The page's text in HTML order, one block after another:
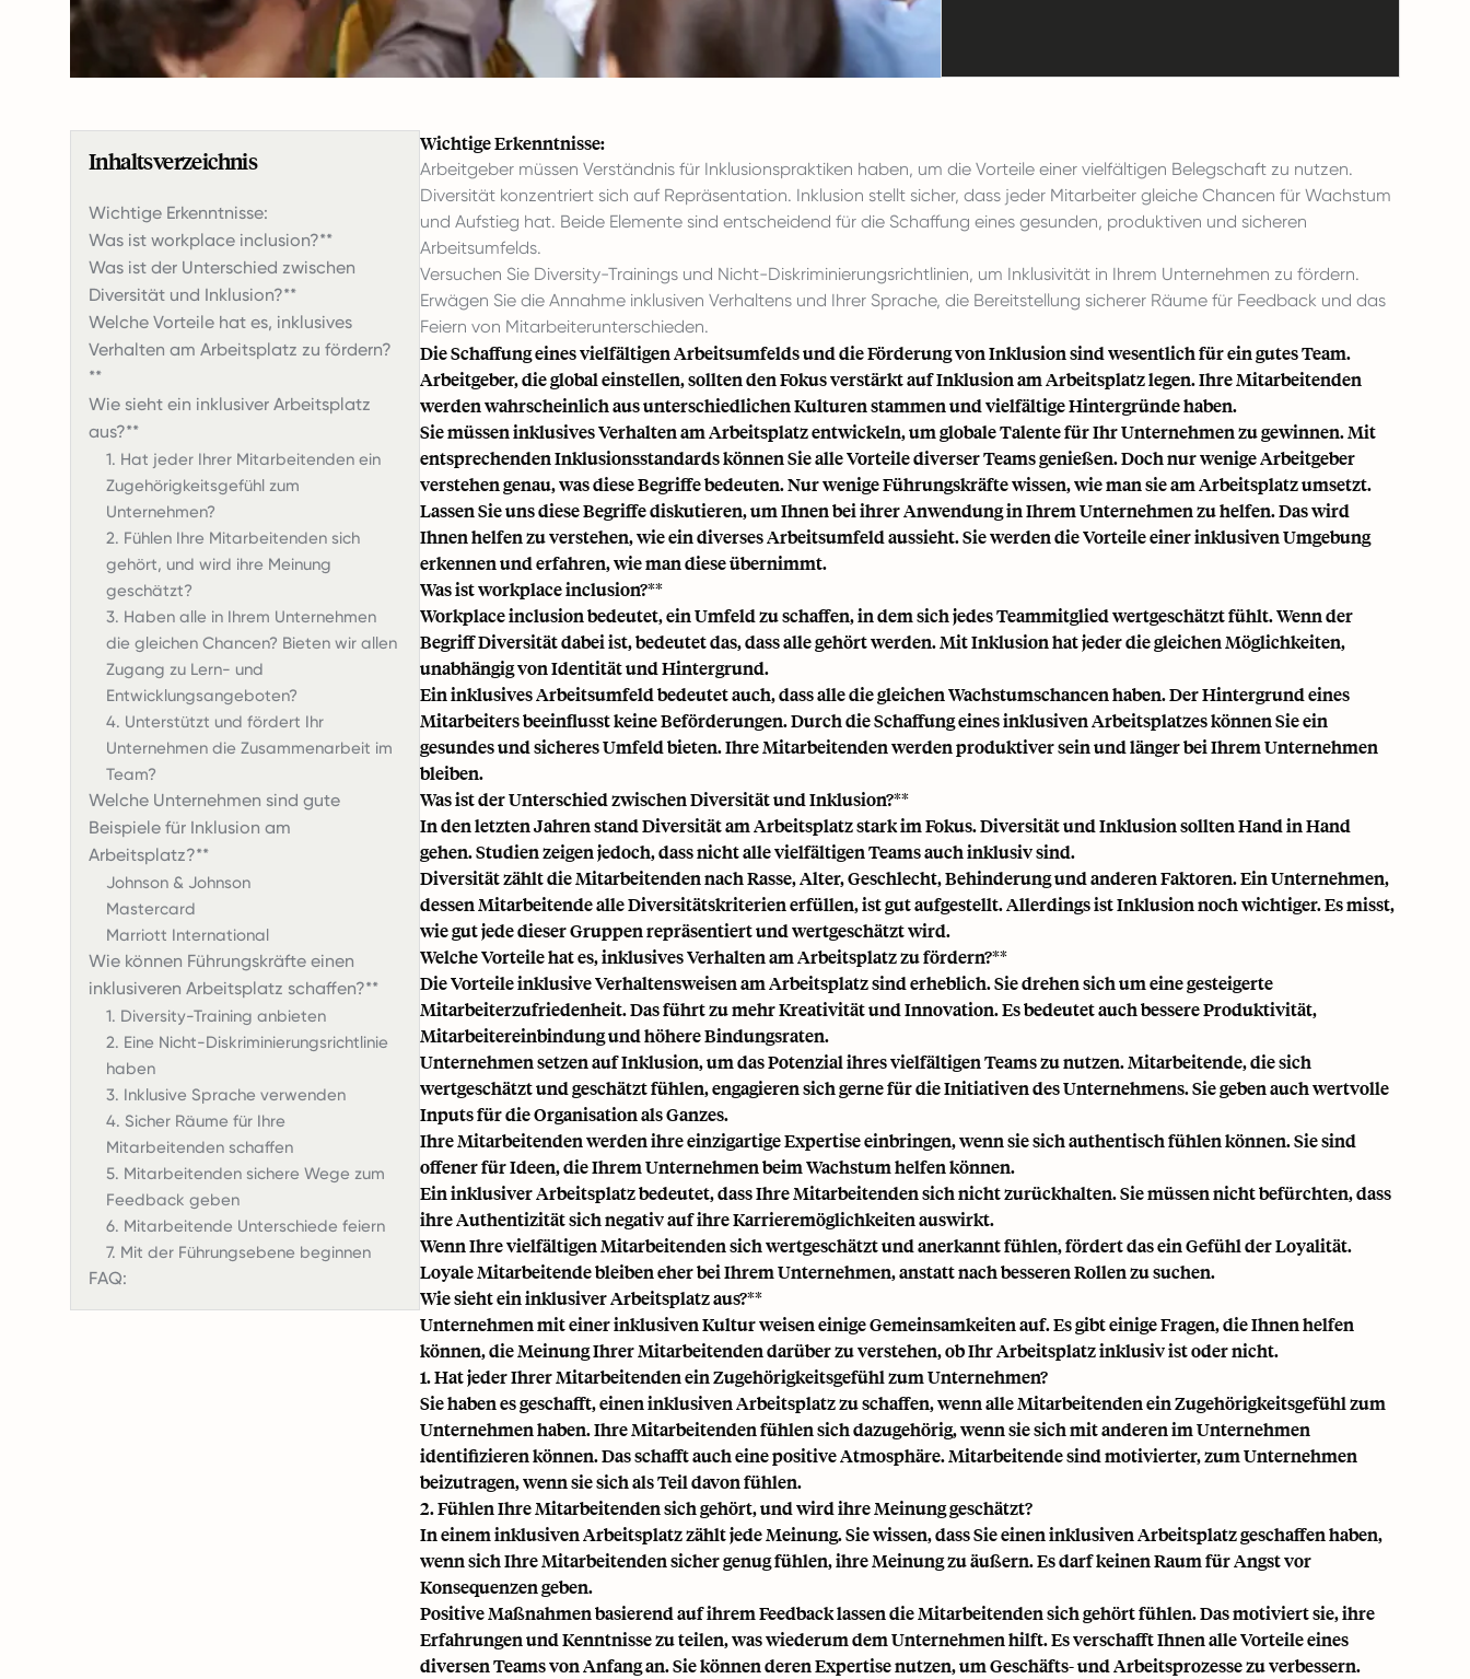
Inhaltsverzeichnis
Wichtige Erkenntnisse:
Was ist workplace inclusion?**
Was ist der Unterschied zwischen
Diversität und Inklusion?**
Welche Vorteile hat es, inklusives
Verhalten am Arbeitsplatz zu fördern?
**
Wie sieht ein inklusiver Arbeitsplatz
aus?**
1. Hat jeder Ihrer Mitarbeitenden ein
Zugehörigkeitsgefühl zum
Unternehmen?
2. Fühlen Ihre Mitarbeitenden sich
gehört, und wird ihre Meinung
geschätzt?
3. Haben alle in Ihrem Unternehmen
die gleichen Chancen? Bieten wir allen
Zugang zu Lern- und
Entwicklungsangeboten?
4. Unterstützt und fördert Ihr
Unternehmen die Zusammenarbeit im
Team?
Welche Unternehmen sind gute
Beispiele für Inklusion am
Arbeitsplatz?**
Johnson & Johnson
Mastercard
Marriott International
Wie können Führungskräfte einen
inklusiveren Arbeitsplatz schaffen?**
1. Diversity-Training anbieten
2. Eine Nicht-Diskriminierungsrichtlinie
haben
3. Inklusive Sprache verwenden
4. Sicher Räume für Ihre
Mitarbeitenden schaffen
5. Mitarbeitenden sichere Wege zum
Feedback geben
6. Mitarbeitende Unterschiede feiern
7. Mit der Führungsebene beginnen
FAQ:
Wichtige Erkenntnisse:
Arbeitgeber müssen Verständnis für Inklusionspraktiken haben, um die Vorteile einer vielfältigen Belegschaft zu nutzen.
Diversität konzentriert sich auf Repräsentation. Inklusion stellt sicher, dass jeder Mitarbeiter gleiche Chancen für Wachstum
und Aufstieg hat. Beide Elemente sind entscheidend für die Schaffung eines gesunden, produktiven und sicheren
Arbeitsumfelds.
Versuchen Sie Diversity-Trainings und Nicht-Diskriminierungsrichtlinien, um Inklusivität in Ihrem Unternehmen zu fördern.
Erwägen Sie die Annahme inklusiven Verhaltens und Ihrer Sprache, die Bereitstellung sicherer Räume für Feedback und das
Feiern von Mitarbeiterunterschieden.
Die Schaffung eines vielfältigen Arbeitsumfelds und die Förderung von Inklusion sind wesentlich für ein gutes Team.
Arbeitgeber, die global einstellen, sollten den Fokus verstärkt auf Inklusion am Arbeitsplatz legen. Ihre Mitarbeitenden
werden wahrscheinlich ausunterschiedlichen Kulturenstammen undvielfältige Hintergründehaben.
Sie müssen inklusives Verhalten am Arbeitsplatz entwickeln, um globale Talente für Ihr Unternehmen zu gewinnen. Mit
entsprechenden Inklusionsstandards können Sie alle Vorteile diverser Teams genießen. Doch nur wenige Arbeitgeber
verstehen genau, was diese Begriffe bedeuten. Nur wenige Führungskräfte wissen, wie man sie am Arbeitsplatz umsetzt.
Lassen Sie uns diese Begriffe diskutieren, um Ihnen bei ihrer Anwendung in Ihrem Unternehmen zu helfen. Das wird
Ihnen helfen zu verstehen, wie ein diverses Arbeitsumfeld aussieht. Sie werden die Vorteile einer inklusiven Umgebung
erkennen und erfahren, wie man diese übernimmt.
Was ist workplace inclusion?**
Workplace inclusion bedeutet, ein Umfeld zu schaffen, in dem sich jedes Teammitglied wertgeschätzt fühlt. Wenn der
Begriff Diversität dabei ist, bedeutet das, dass alle gehört werden. Mit Inklusion hat jeder die gleichen Möglichkeiten,
unabhängig von Identität und Hintergrund.
Ein inklusives Arbeitsumfeld bedeutet auch, dass alle die gleichen Wachstumschancen haben. Der Hintergrund eines
Mitarbeiters beeinflusst keine Beförderungen. Durch die Schaffung eines inklusiven Arbeitsplatzes können Sie ein
gesundes und sicheres Umfeld bieten. Ihre Mitarbeitenden werden produktiver sein und länger bei Ihrem Unternehmen
bleiben.
Was ist der Unterschied zwischen Diversität und Inklusion?**
In den letzten Jahren stand Diversität am Arbeitsplatz stark im Fokus. Diversität und Inklusion sollten Hand in Hand
gehen. Studien zeigen jedoch, dass nicht alle vielfältigen Teams auch inklusiv sind.
Diversität zählt die Mitarbeitenden nach Rasse, Alter, Geschlecht, Behinderung und anderen Faktoren. Ein Unternehmen,
dessen Mitarbeitende alle Diversitätskriterien erfüllen, ist gut aufgestellt. Allerdings ist Inklusion noch wichtiger. Es misst,
wie gut jede dieser Gruppen repräsentiert und wertgeschätzt wird.
Welche Vorteile hat es, inklusives Verhalten am Arbeitsplatz zu fördern?**
Die Vorteile inklusive Verhaltensweisen am Arbeitsplatz sind erheblich. Sie drehen sich um eine gesteigerte
Mitarbeiterzufriedenheit. Das führt zu mehr Kreativität und Innovation. Es bedeutet auch bessere Produktivität,
Mitarbeitereinbindung und höhere Bindungsraten.
Unternehmen setzen auf Inklusion, um das Potenzial ihres vielfältigen Teams zu nutzen. Mitarbeitende, die sich
wertgeschätzt und geschätzt fühlen, engagieren sich gerne für die Initiativen des Unternehmens. Sie geben auch wertvolle
Inputs für die Organisation als Ganzes.
Ihre Mitarbeitenden werden ihre einzigartige Expertise einbringen, wenn sie sich authentisch fühlen können. Sie sind
offener für Ideen, die Ihrem Unternehmen beim Wachstum helfen können.
Ein inklusiver Arbeitsplatz bedeutet, dass Ihre Mitarbeitenden sich nicht zurückhalten. Sie müssen nicht befürchten, dass
ihre Authentizität sich negativ auf ihre Karrieremöglichkeiten auswirkt.
Wenn Ihre vielfältigen Mitarbeitenden sich wertgeschätzt und anerkannt fühlen, fördert das ein Gefühl der Loyalität.
Loyale Mitarbeitende bleiben eher bei Ihrem Unternehmen, anstatt nach besseren Rollen zu suchen.
Wie sieht ein inklusiver Arbeitsplatz aus?**
Unternehmen mit einer inklusiven Kultur weisen einige Gemeinsamkeiten auf. Es gibt einige Fragen, die Ihnen helfen
können, die Meinung Ihrer Mitarbeitenden darüber zu verstehen, ob Ihr Arbeitsplatz inklusiv ist oder nicht.
1. Hat jeder Ihrer Mitarbeitenden ein Zugehörigkeitsgefühl zum Unternehmen?
Sie haben es geschafft, einen inklusiven Arbeitsplatz zu schaffen, wenn alle Mitarbeitenden ein Zugehörigkeitsgefühl zum
Unternehmen haben. Ihre Mitarbeitenden fühlen sich dazugehörig, wenn sie sich mit anderen im Unternehmen
identifizieren können. Das schafft auch eine positive Atmosphäre. Mitarbeitende sind motivierter, zum Unternehmen
beizutragen, wenn sie sich als Teil davon fühlen.
2. Fühlen Ihre Mitarbeitenden sich gehört, und wird ihre Meinung geschätzt?
In einem inklusiven Arbeitsplatz zählt jede Meinung. Sie wissen, dass Sie einen inklusiven Arbeitsplatz geschaffen haben,
wenn sich Ihre Mitarbeitenden sicher genug fühlen, ihre Meinung zu äußern. Es darf keinen Raum für Angst vor
Konsequenzen geben.
Positive Maßnahmen basierend auf ihrem Feedback lassen die Mitarbeitenden sich gehört fühlen. Das motiviert sie, ihre
Erfahrungen und Kenntnisse zu teilen, was wiederum dem Unternehmen hilft. Es verschafft Ihnen alle Vorteile eines
diversen Teams von Anfang an. Sie können deren Expertise nutzen, um Geschäfts- und Arbeitsprozesse zu verbessern.